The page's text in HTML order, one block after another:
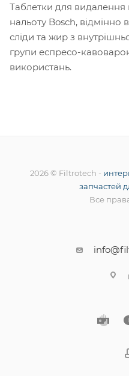
Таблетки для
нальоту Bosch, відмінно
сліди та жир з
групи еспресо-
використань.
2026 © Filtrotech -
запчастей
Все